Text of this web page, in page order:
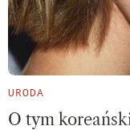
URODA
O tym